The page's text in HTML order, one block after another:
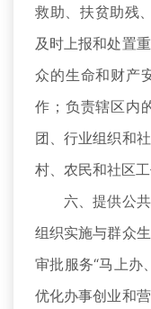
救助、扶贫助残
及时上报和处置
众的生命和财产
作；负责辖区内
团、行业组织和
村、农民和社区工
六、提供公共
组织实施与群众
审批服务“马上办
优化办事创业和